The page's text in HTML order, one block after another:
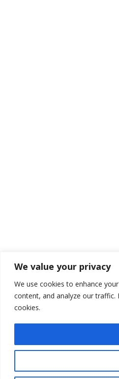
We value your privacy
We use cookies to enhance
content, and analyze our
cookies.